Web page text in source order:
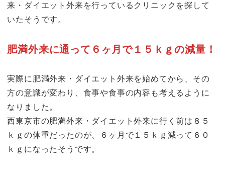
来・ダイエット外来を行っているクリニックを探して
いたそうです。
肥満外来に通って６ヶ月で１５ｋｇの減量！
実際に肥満外来・ダイエット外来を始めてから、その
方の意識が変わり、食事や食事の内容も考えるように
なりました。
西東京市の肥満外来・ダイエット外来に行く前は８５
ｋｇの体重だったのが、６ヶ月で１５ｋｇ減って６０
ｋｇになったそうです。